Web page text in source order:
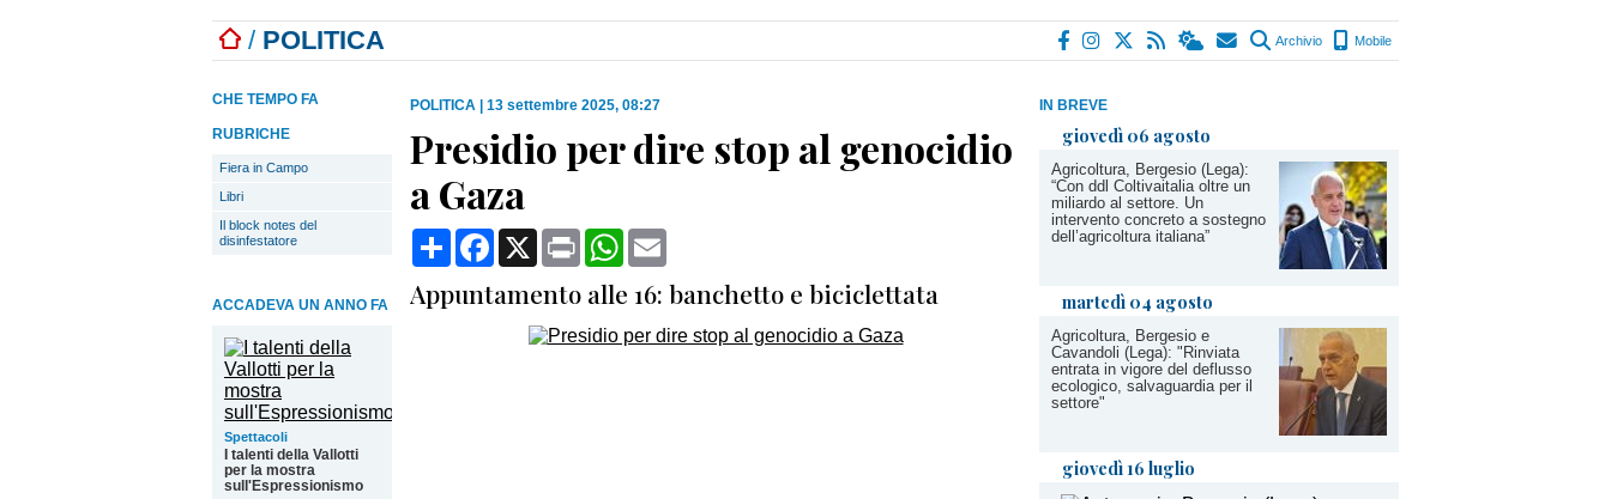
/ POLITICA Archivio Mobile
IN BREVE
giovedì 06 agosto
Agricoltura, Bergesio (Lega):
“Con ddl Coltivaitalia oltre un
miliardo al settore. Un
intervento concreto a sostegno
dell’agricoltura italiana”
martedì 04 agosto
Agricoltura, Bergesio e
Cavandoli (Lega): "Rinviata
entrata in vigore del deflusso
ecologico, salvaguardia per il
settore"
giovedì 16 luglio
CHE TEMPO FA
RUBRICHE
Fiera in Campo
Libri
Il block notes del
disinfestatore
ACCADEVA UN ANNO FA
Spettacoli
I talenti della Vallotti
per la mostra
sull'Espressionismo
POLITICA 13 settembre 2025, 08:27
Presidio per dire stop al genocidio
a Gaza
CondividiFacebook
X Print WhatsApp
Appuntamento alle 16: banchetto e biciclettata